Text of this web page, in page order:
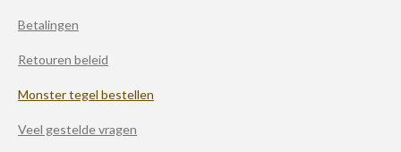
Betalingen
Retouren beleid
Monster tegel bestellen
Veel gestelde vragen